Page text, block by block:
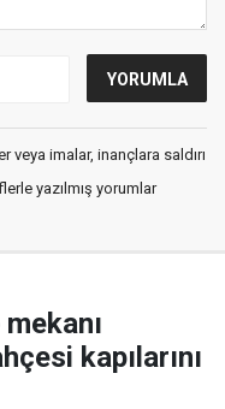
imalar, inançlara saldırı
yazılmış yorumlar
kapılarını